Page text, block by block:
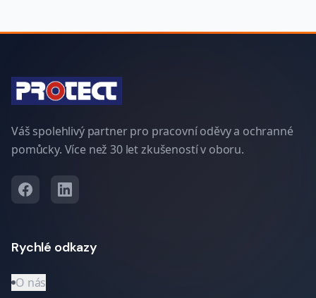
Váš spolehlivý partner pro pracovní oděvy a ochranné
pomůcky. Více než 30 let zkušeností v oboru.
Rychlé odkazy
O nás